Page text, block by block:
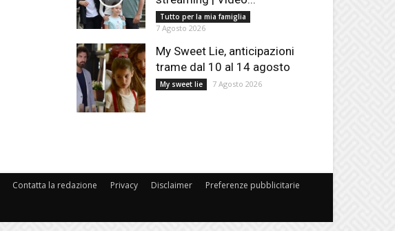
Tutto per la mia famiglia
7 Agosto 2026
My Sweet Lie, anticipazioni
trame dal 10 al 14 agosto
My sweet lie 7 Agosto 2026
Contatta la redazione Privacy Disclaimer Preferenze pubblicitarie